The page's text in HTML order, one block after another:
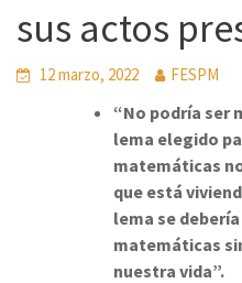
sus actos
12 marzo, 2022 FESPM
“No podría ser
lema elegido
matemáticas
que está
lema se
matemáticas
nuestra vida”.